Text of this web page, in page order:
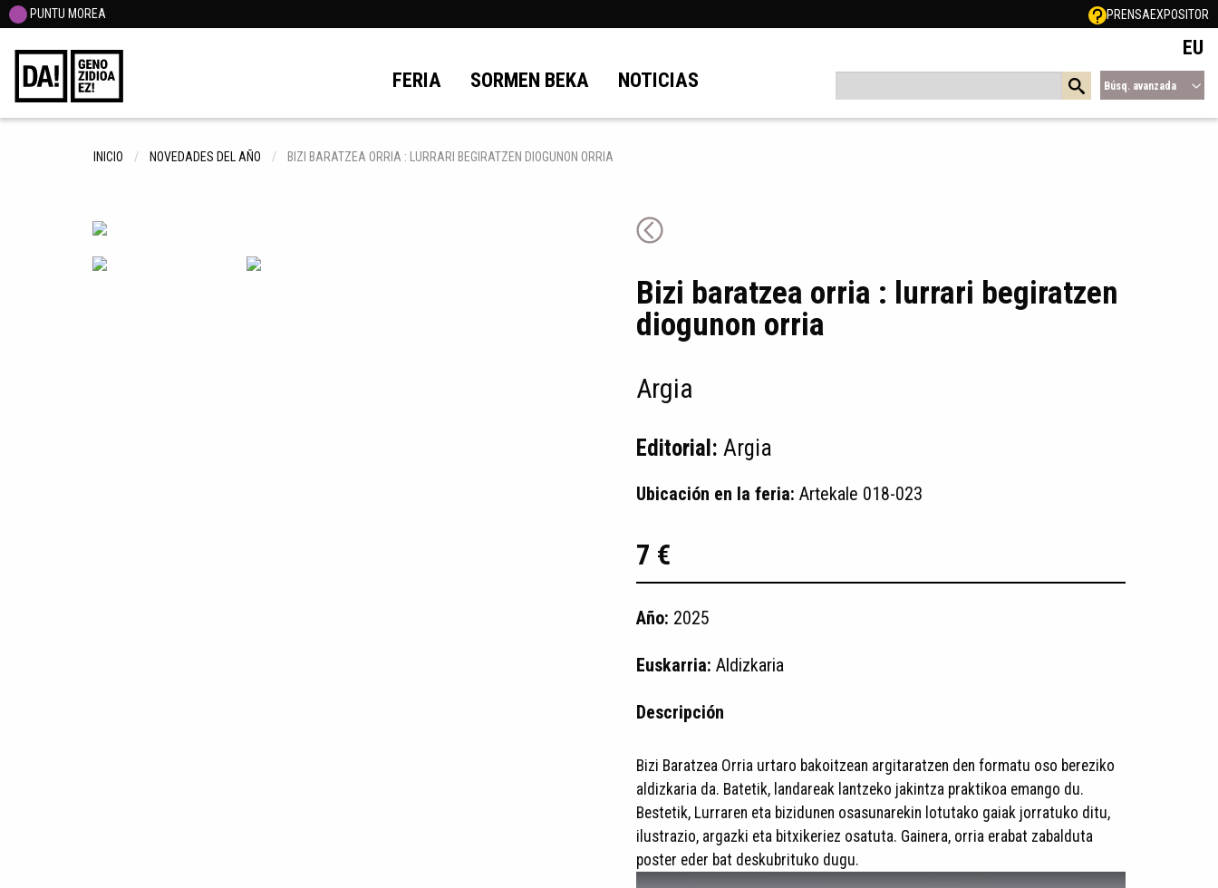
PUNTU MOREA PRENSAEXPOSITOR
FERIA SORMEN BEKA NOTICIAS
EU
Búsq. avanzada
INICIO NOVEDADES DEL AÑO BIZI BARATZEA ORRIA : LURRARI BEGIRATZEN DIOGUNON ORRIA
Bizi baratzea orria : lurrari begiratzen
diogunon orria
Argia
Editorial: Argia
Ubicación en la feria: Artekale 018-023
7 €
Año: 2025
Euskarria: Aldizkaria
Descripción
Bizi Baratzea Orria urtaro bakoitzean argitaratzen den formatu oso bereziko
aldizkaria da. Batetik, landareak lantzeko jakintza praktikoa emango du.
Bestetik, Lurraren eta bizidunen osasunarekin lotutako gaiak jorratuko ditu,
ilustrazio, argazki eta bitxikeriez osatuta. Gainera, orria erabat zabalduta
poster eder bat deskubrituko dugu.